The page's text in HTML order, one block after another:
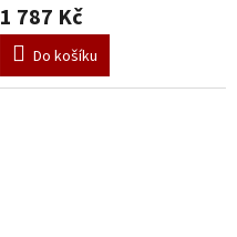
1 787 Kč
Do košíku